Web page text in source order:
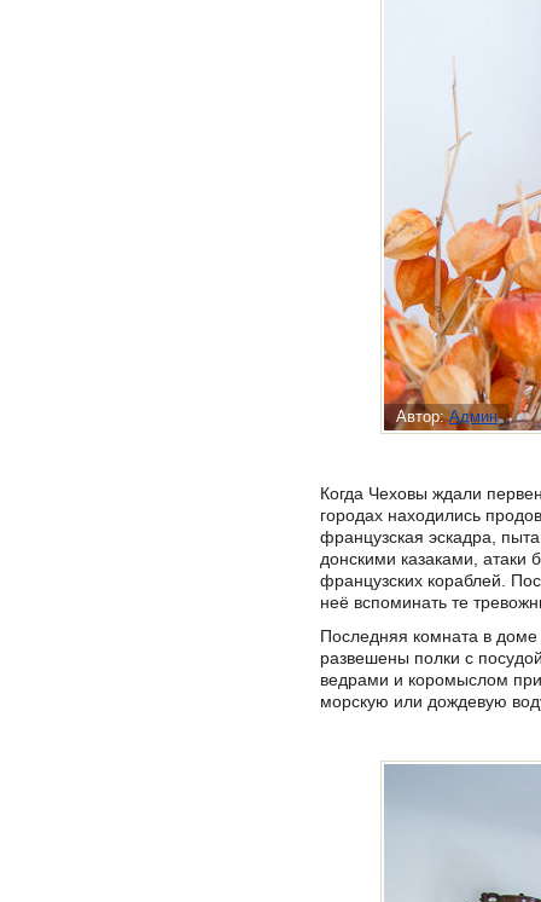
Автор:Админ
Когда Чеховы ждали
городах находились
французская эскадра,
донскими казаками, атаки
французских кораблей.
неё вспоминать те
Последняя комната в доме
развешены полки с
ведрами и коромыслом
морскую или дождевую